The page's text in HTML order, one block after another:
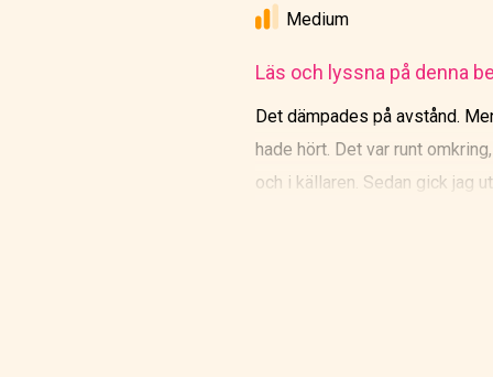
Medium
Läs och lyssna på denna
Det dämpades på avstånd.
hade hört. Det var runt
och i källaren. Sedan gick jag